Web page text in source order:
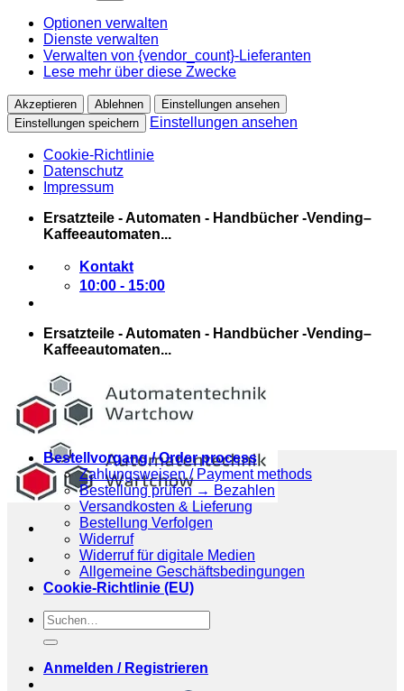
Optionen verwalten
Dienste verwalten
Verwalten von {vendor_count}-Lieferanten
Lese mehr über diese Zwecke
Akzeptieren Ablehnen
Einstellungen ansehen
Einstellungen speichern
Einstellungen ansehen
Cookie-Richtlinie
Datenschutz
Impressum
Zum
Ersatzteile - Automaten - Handbücher -Vending–
Kaffeeautomaten...
Kontakt
10:00 - 15:00
Ersatzteile - Automaten - Handbücher -Vending–
Kaffeeautomaten...
Bestellvorgang / Order process
Zahlungsweisen / Payment methods
Bestellung prüfen → Bezahlen
Versandkosten & Lieferung
Bestellung Verfolgen
Widerruf
Widerruf für digitale Medien
Allgemeine Geschäftsbedingungen
Cookie-Richtlinie (EU)
Suchen
nach:
Anmelden / Registrieren